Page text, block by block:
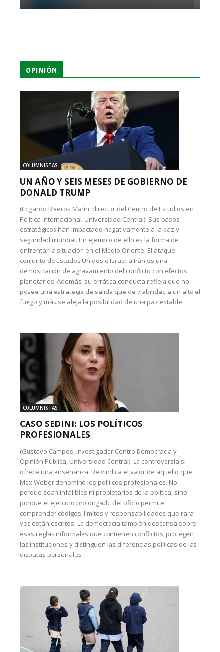
OPINIÓN
COLUMNISTAS
UN AÑO Y SEIS MESES DE GOBIERNO DE
DONALD TRUMP
(Edgardo Riveros Marín, director del Centro de Estudios en
Política Internacional, Universidad Central): Sus pasos
estratégicos han impactado negativamente a la paz y
seguridad mundial. Un ejemplo de ello es la forma de
enfrentar la situación en el Medio Oriente. El ataque
conjunto de Estados Unidos e Israel a Irán es una
demostración de agravamiento del conflicto con efectos
planetarios. Además, su errática conducta refleja que no
posee una estrategia de salida que de viabilidad a un alto el
fuego y más se aleja la posibilidad de una paz estable.
COLUMNISTAS
CASO SEDINI: LOS POLÍTICOS
PROFESIONALES
(Gustavo Campos, investigador Centro Democracia y
Opinión Pública, Universidad Central): La controversia sí
ofrece una enseñanza. Reivindica el valor de aquello que
Max Weber denominó los políticos profesionales. No
porque sean infalibles ni propietarios de la política, sino
porque el ejercicio prolongado del oficio permite
comprender códigos, límites y responsabilidades que rara
vez están escritos. La democracia también descansa sobre
esas reglas informales que contienen conflictos, protegen
las instituciones y distinguen las diferencias políticas de las
disputas personales.